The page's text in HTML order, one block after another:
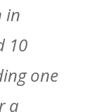
in
10
one
a